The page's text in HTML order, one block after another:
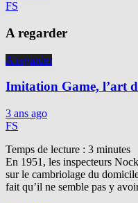
FS
A regarder
A regarder
Imitation Game, l’art
3 ans ago
FS
Temps de lecture : 3 minutes
En 1951, les inspecteurs
sur le cambriolage du
fait qu’il ne semble pas y